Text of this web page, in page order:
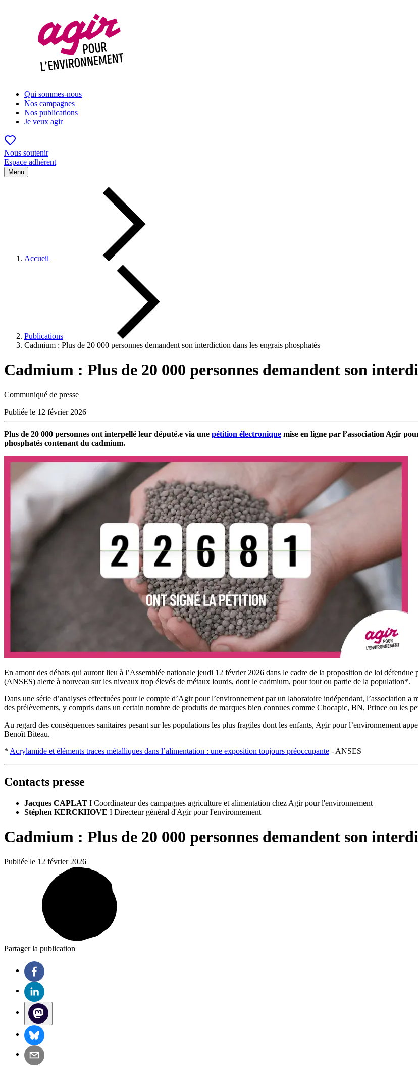
Qui sommes-nous
Nos campagnes
Nos publications
Je veux agir
Nous soutenir
Espace adhérent
Menu
Accueil
Publications
Cadmium : Plus de 20 000 personnes demandent son interdiction dans les engrais phosphatés
Cadmium : Plus de 20 000 personnes demandent son
Communiqué de presse
Publiée le 12 février 2026
Plus de 20 000 personnes ont interpellé leur député.e via une pétition électronique mise en ligne par l’association Agir
phosphatés contenant du cadmium.
En amont des débats qui auront lieu à l’Assemblée nationale jeudi 12 février 2026 dans le cadre de la proposition de loi
(ANSES) alerte à nouveau sur les niveaux trop élevés de métaux lourds, dont le cadmium, pour tout ou partie de la population*.
Dans une série d’analyses effectuées pour le compte d’Agir pour l’environnement par un laboratoire indépendant, l’association
des prélèvements, y compris dans un certain nombre de produits de marques bien connues comme Chocapic, BN, Prince ou les
Au regard des conséquences sanitaires pesant sur les populations les plus fragiles dont les enfants, Agir pour l’environnement
Benoît Biteau.
* Acrylamide et éléments traces métalliques dans l’alimentation : une exposition toujours préoccupante - ANSES
Contacts presse
Jacques CAPLAT I Coordinateur des campagnes agriculture et alimentation chez Agir pour l'environnement
Stéphen KERCKHOVE I Directeur général d'Agir pour l'environnement
Cadmium : Plus de 20 000 personnes demandent son
Publiée le 12 février 2026
Partager la publication